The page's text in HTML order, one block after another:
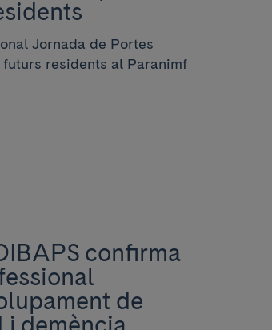
Jornada de Portes
residents al Paranimf
confirma
de
i demència